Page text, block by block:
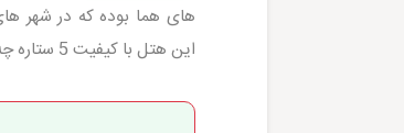
های هما بوده که در شهر
این هتل با کیفیت 5 ستاره چه امکانات و خدماتی را به میهمانان خود ارائه می دهد.